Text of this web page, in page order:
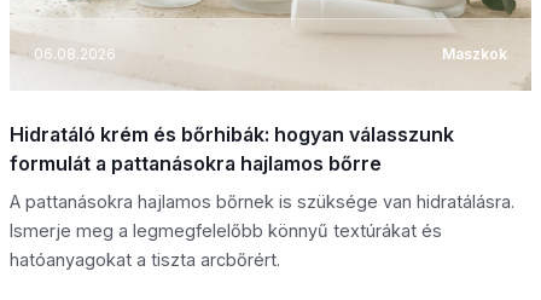
06.08.2026 Maszkok
Hidratáló krém és bőrhibák: hogyan válasszunk
formulát a pattanásokra hajlamos bőrre
A pattanásokra hajlamos bőrnek is szüksége van hidratálásra.
Ismerje meg a legmegfelelőbb könnyű textúrákat és
hatóanyagokat a tiszta arcbőrért.